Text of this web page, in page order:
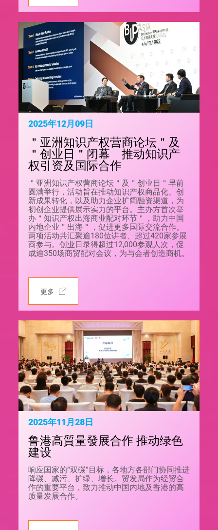
2025年12月09日
＂亚洲知识产权营商论坛＂及
＂创业日＂闭幕 推动知识产
权引资及国际合作
＂亚洲知识产权营商论坛＂及＂创业日＂早前
圆满举行，活动旨在推动知识产权商品化、创
新成果转化，以及助力企业扩阔融资渠道，为
初创企业提供展示实力的平台。主办方首次举
办＂知识产权出海商业配对环节＂，助力中国
内地企业＂出海＂，促进更多国际交流合作。
两项活动共汇聚逾180位讲者、超过420家参展
商参与。创业日录得超过12,000参观人次，促
成逾350场商贸配对会议，为与会者创造商机。
更多
2025年11月28日
鲁港高質量發展合作 推动绿色
建设
响应国家的“双碳”目标，各地方各部门协同推进
降碳、减污、扩绿、增长。贸发局作为经贸合
作的重要平台，致力推动中国内地及香港的高
质量发展合作。